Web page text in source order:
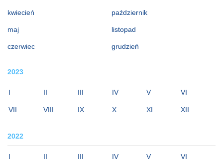
kwiecień
maj
czerwiec
październik
listopad
grudzień
2023
I II III IV V VI
VII VIII IX X XI XII
2022
I II III IV V VI